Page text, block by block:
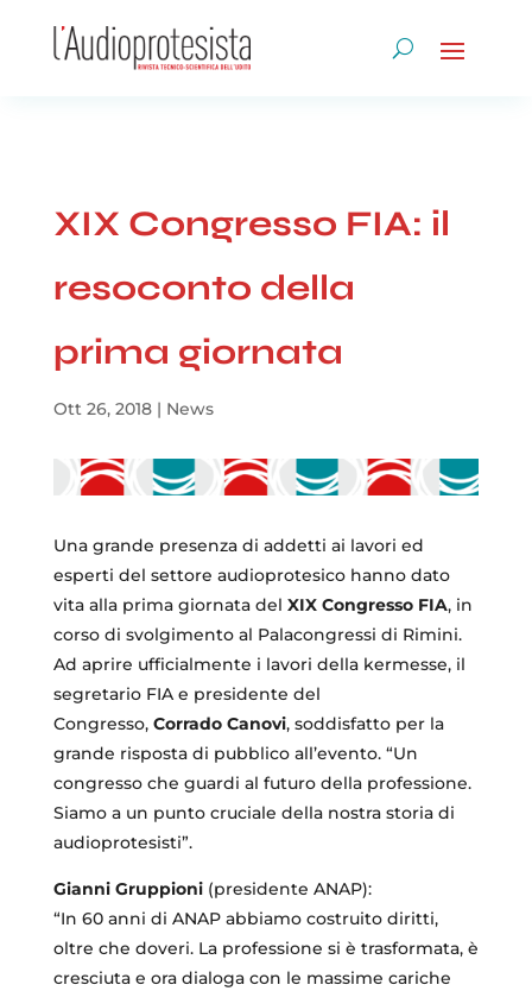
XIX Congresso FIA: il
resoconto della
prima giornata
Ott 26, 2018| News
Una grande presenza di addetti ai lavori ed
esperti del settore audioprotesico hanno dato
vita alla prima giornata del XIX Congresso FIA, in
corso di svolgimento al Palacongressi di Rimini.
Ad aprire ufficialmente i lavori della kermesse, il
segretario FIA e presidente del
Congresso, Corrado Canovi, soddisfatto per la
grande risposta di pubblico all’evento. “Un
congresso che guardi al futuro della professione.
Siamo a un punto cruciale della nostra storia di
audioprotesisti”.
Gianni Gruppioni(presidente ANAP):
“In 60 anni di ANAP abbiamo costruito diritti,
oltre che doveri. La professione si è trasformata, è
cresciuta e ora dialoga con le massime cariche